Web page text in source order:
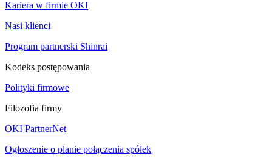
Kariera w firmie OKI
Nasi klienci
Program partnerski Shinrai
Kodeks postępowania
Polityki firmowe
Filozofia firmy
OKI PartnerNet
Ogłoszenie o planie połączenia spółek